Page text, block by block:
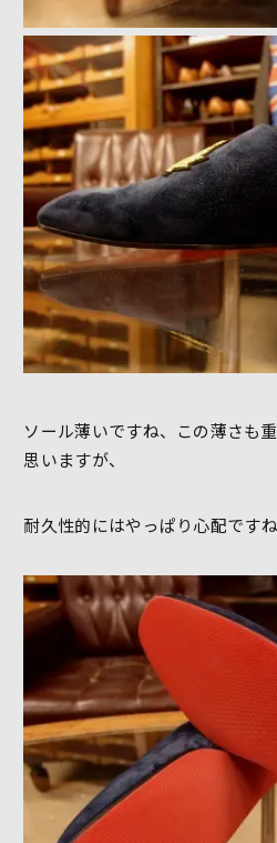
ソール薄いですね、この薄さも
思いますが、
耐久性的にはやっぱり心配ですね